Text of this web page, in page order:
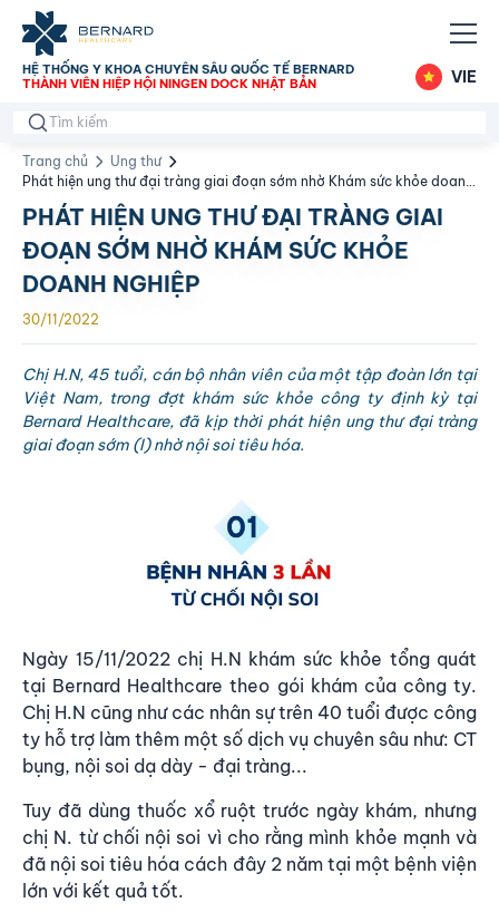
HỆ THỐNG Y KHOA CHUYÊN SÂU QUỐC TẾ BERNARD
THÀNH VIÊN HIỆP HỘI NINGEN DOCK NHẬT BẢN
VIE
Trang chủ
Ung thư
Phát hiện ung thư đại tràng giai đoạn sớm nhờ Khám sức khỏe doanh
nghiệp
PHÁT HIỆN UNG THƯ ĐẠI TRÀNG GIAI
ĐOẠN SỚM NHỜ KHÁM SỨC KHỎE
DOANH NGHIỆP
30/11/2022
Chị H.N, 45 tuổi, cán bộ nhân viên của một tập đoàn lớn tại
Việt Nam, trong đợt khám sức khỏe công ty định kỳ tại
Bernard Healthcare, đã kịp thời phát hiện ung thư đại tràng
giai đoạn sớm (I) nhờ nội soi tiêu hóa.
Ngày 15/11/2022 chị H.N khám sức khỏe tổng quát
tại Bernard Healthcare theo gói khám của công ty.
Chị H.N cũng như các nhân sự trên 40 tuổi được công
ty hỗ trợ làm thêm một số dịch vụ chuyên sâu như: CT
bụng, nội soi dạ dày - đại tràng...
Tuy đã dùng thuốc xổ ruột trước ngày khám, nhưng
chị N. từ chối nội soi vì cho rằng mình khỏe mạnh và
đã nội soi tiêu hóa cách đây 2 năm tại một bệnh viện
lớn với kết quả tốt.